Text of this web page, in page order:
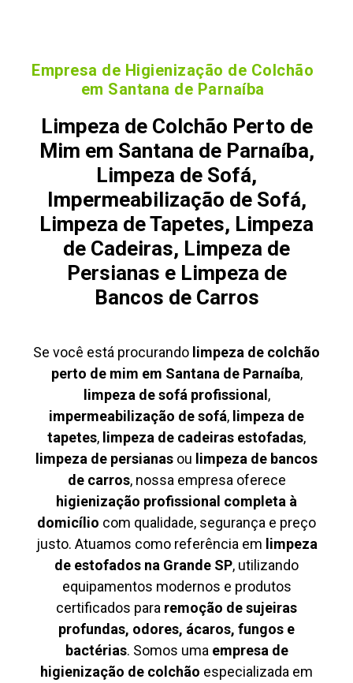
Empresa de Higienização de Colchão
em Santana de Parnaíba
Limpeza de Colchão Perto de
Mim em Santana de Parnaíba,
Limpeza de Sofá,
Impermeabilização de Sofá,
Limpeza de Tapetes, Limpeza
de Cadeiras, Limpeza de
Persianas e Limpeza de
Bancos de Carros
Se você está procurando limpeza de colchão
perto de mim em Santana de Parnaíba,
limpeza de sofá profissional ,
impermeabilização de sofá, limpeza de
tapetes, limpeza de cadeiras estofadas,
limpeza de persianas ou limpeza de bancos
de carros, nossa empresa oferece
higienização profissional completa à
domicílio com qualidade, segurança e preço
justo. Atuamos como referência em limpeza
de estofados na Grande SP, utilizando
equipamentos modernos e produtos
certificados para remoção de sujeiras
profundas, odores, ácaros, fungos e
bactérias. Somos uma empresa de
higienização de colchão especializada em